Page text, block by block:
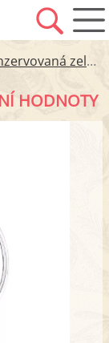
zelenina
HODNOTY